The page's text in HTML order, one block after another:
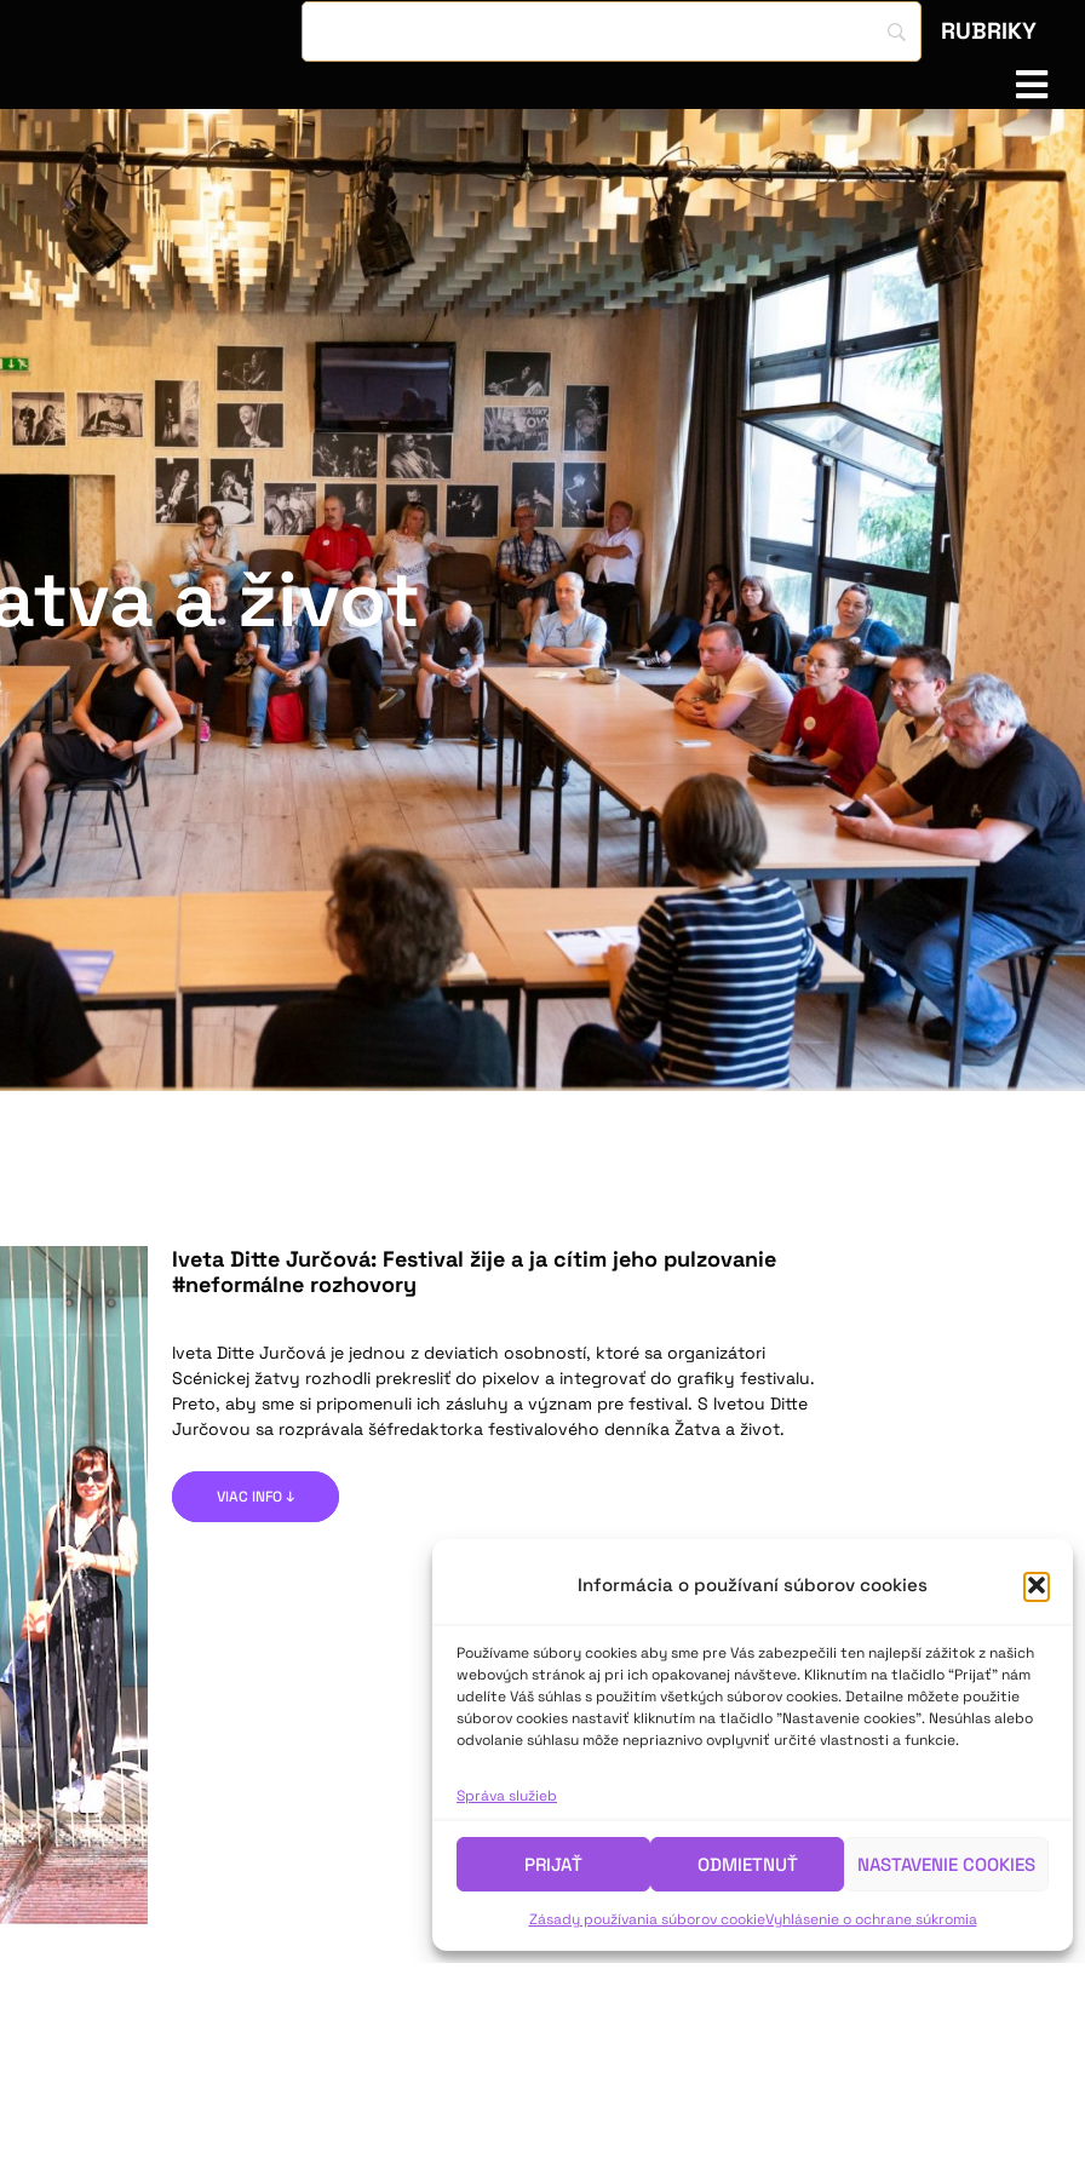
Informácia o používaní súborov cookies
Používame súbory cookies aby sme pre Vás zabezpečili ten najlepší zážitok z našich
webových stránok aj pri ich opakovanej návšteve. Kliknutím na tlačidlo “Prijať” nám
udelíte Váš súhlas s použitím všetkých súborov cookies. Detailne môžete použitie
súborov cookies nastaviť kliknutím na tlačidlo "Nastavenie cookies". Nesúhlas alebo
odvolanie súhlasu môže nepriaznivo ovplyvniť určité vlastnosti a funkcie.
Správa služieb
PRIJAŤ ODMIETNUŤ NASTAVENIE COOKIES
Zásady používania súborov cookieVyhlásenie o ochrane súkromia
RUBRIKY
a život
Iveta Ditte Jurčová: Festival žije a ja cítim jeho pulzovanie
#neformálne rozhovory
Iveta Ditte Jurčová je jednou z deviatich osobností, ktoré sa organizátori
Scénickej žatvy rozhodli prekresliť do pixelov a integrovať do grafiky festivalu.
Preto, aby sme si pripomenuli ich zásluhy a význam pre festival. S Ivetou Ditte
Jurčovou sa rozprávala šéfredaktorka festivalového denníka Žatva a život.
VIAC INFO ↓